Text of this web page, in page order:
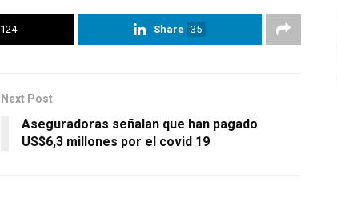
124 Share 35
Next Post
Aseguradoras señalan que han pagado
US$6,3 millones por el covid 19